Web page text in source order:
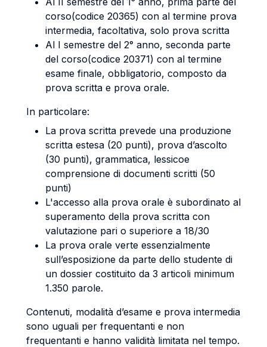
corso(codice 20365) con al termine prova
intermedia, facoltativa, solo prova scritta
Al I semestre del 2° anno, seconda parte
del corso(codice 20371) con al termine
esame finale, obbligatorio, composto da
prova scritta e prova orale.
In particolare:
La prova scritta prevede una produzione
scritta estesa (20 punti), prova d’ascolto
(30 punti), grammatica, lessicoe
comprensione di documenti scritti (50
punti)
L'accesso alla prova orale è subordinato al
superamento della prova scritta con
valutazione pari o superiore a 18/30
La prova orale verte essenzialmente
sull’esposizione da parte dello studente di
un dossier costituito da 3 articoli minimum
1.350 parole.
Contenuti, modalità d’esame e prova intermedia
sono uguali per frequentanti e non
frequentanti e hanno validità limitata nel tempo.